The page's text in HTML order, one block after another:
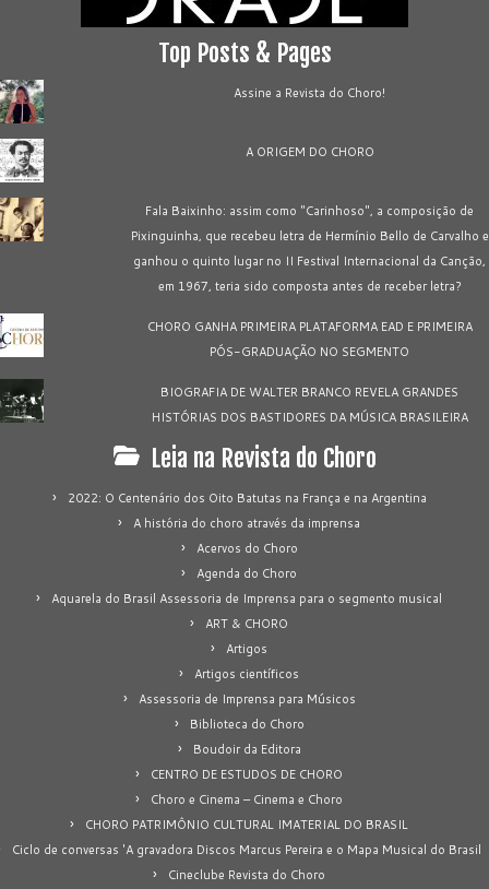
Top Posts & Pages
Assine a Revista do Choro!
A ORIGEM DO CHORO
Fala Baixinho: assim como "Carinhoso", a composição de
Pixinguinha, que recebeu letra de Hermínio Bello de Carvalho e
ganhou o quinto lugar no II Festival Internacional da Canção,
em 1967, teria sido composta antes de receber letra?
CHORO GANHA PRIMEIRA PLATAFORMA EAD E PRIMEIRA
PÓS-GRADUAÇÃO NO SEGMENTO
BIOGRAFIA DE WALTER BRANCO REVELA GRANDES
HISTÓRIAS DOS BASTIDORES DA MÚSICA BRASILEIRA
Leia na Revista do Choro
2022: O Centenário dos Oito Batutas na França e na Argentina
A história do choro através da imprensa
Acervos do Choro
Agenda do Choro
Aquarela do Brasil Assessoria de Imprensa para o segmento musical
ART & CHORO
Artigos
Artigos científicos
Assessoria de Imprensa para Músicos
Biblioteca do Choro
Boudoir da Editora
CENTRO DE ESTUDOS DE CHORO
Choro e Cinema – Cinema e Choro
CHORO PATRIMÔNIO CULTURAL IMATERIAL DO BRASIL
Ciclo de conversas 'A gravadora Discos Marcus Pereira e o Mapa Musical do Brasil
Cineclube Revista do Choro